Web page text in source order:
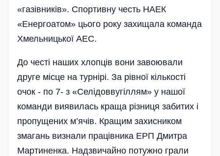
«газівників». Спортивну честь НАЕК
«Енергоатом» цього року захищала команда
Хмельницької АЕС.
До честі наших хлопців вони завоювали
друге місце на турнірі. За рівної кількості
очок - по 7- з «Селідоввугіллям» у нашої
команди виявилась краща різниця забитих і
пропущених м’ячів. Кращим захисником
змагань визнали працівника ЕРП Дмитра
Мартиненка. Надзвичайно потужно грали